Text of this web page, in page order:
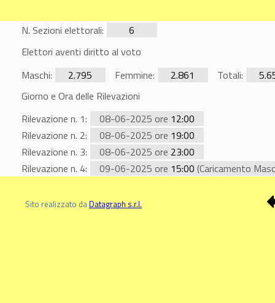
N. Sezioni elettorali:
6
Elettori aventi diritto al voto
Maschi:
2.795 Femmine: 2.861 Totali:
Giorno e Ora delle Rilevazioni
Rilevazione n. 1:
08-06-2025 ore 12:00
Rilevazione n. 2:
08-06-2025 ore 19:00
Rilevazione n. 3:
08-06-2025 ore 23:00
Rilevazione n. 4:
09-06-2025 ore 15:00 (Caricamento
Sito realizzato daDatagraph s.r.l.